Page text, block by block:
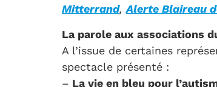
Mitterrand,Alerte Blaireau
La parole aux associations
A l’issue de certaines
spectacle présenté :
– La vie en bleu pour